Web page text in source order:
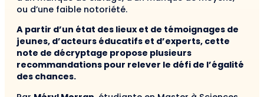
ou d’une faible notoriété.
A partir d’un état des lieux et de témoignages de
jeunes, d’acteurs éducatifs et d’experts, cette
note de décryptage propose plusieurs
recommandations pour relever le défi de l’égalité
des chances.